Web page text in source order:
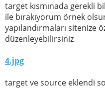
target kısmınada gerekli
ile bırakıyorum örnek
yapılandırmaları sitenize
düzenleyebilirsiniz
4.jpg
target ve source eklendi